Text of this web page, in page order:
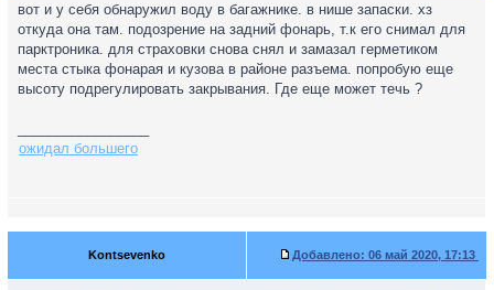
вот и у себя обнаружил воду в багажнике. в нише запаски. хз
откуда она там. подозрение на задний фонарь, т.к его снимал для
парктроника. для страховки снова снял и замазал герметиком
места стыка фонарая и кузова в районе разъема. попробую еще
высоту подрегулировать закрывания. Где еще может течь ?
ожидал большего
Kontsevenko Добавлено: 06 май 2020, 17:13